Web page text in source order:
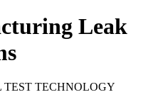
Leak
TECHNOLOGY